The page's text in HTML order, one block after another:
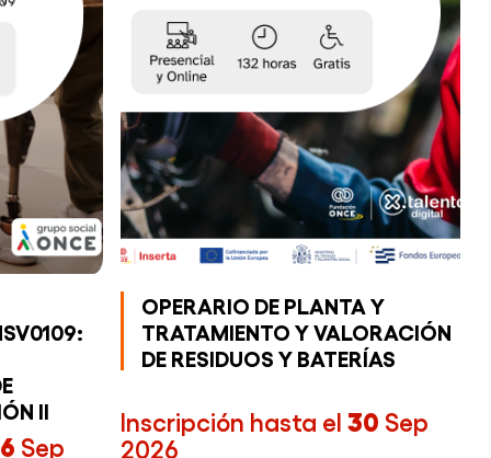
II
Sep
OPERARIO DE PLANTA Y
TRATAMIENTO Y VALORACIÓN
DE RESIDUOS Y BATERÍAS
Inscripción hasta el 30 Sep
2026